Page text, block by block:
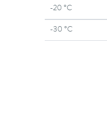
-20 °C
-30 °C